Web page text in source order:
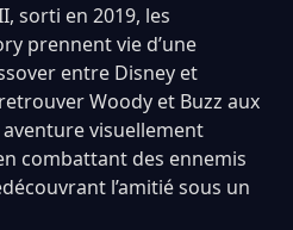
sorti en 2019, les
prennent vie d’une
entre Disney et
Woody et Buzz aux
visuellement
combattant des ennemis
l’amitié sous un